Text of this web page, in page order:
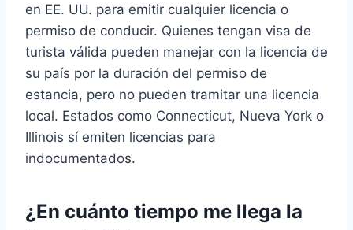
en EE. UU. para emitir cualquier licencia o
permiso de conducir. Quienes tengan visa de
turista válida pueden manejar con la licencia de
su país por la duración del permiso de
estancia, pero no pueden tramitar una licencia
local. Estados como Connecticut, Nueva York o
Illinois sí emiten licencias para
indocumentados.
¿En cuánto tiempo me llega la